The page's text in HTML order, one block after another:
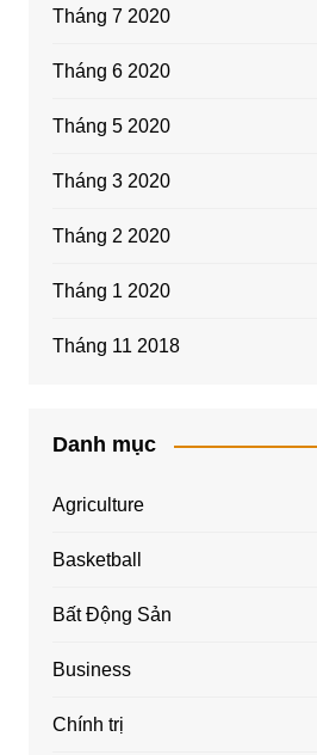
Tháng 7 2020
Tháng 6 2020
Tháng 5 2020
Tháng 3 2020
Tháng 2 2020
Tháng 1 2020
Tháng 11 2018
Danh mục
Agriculture
Basketball
Bất Động Sản
Business
Chính trị